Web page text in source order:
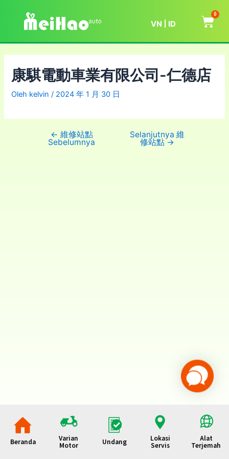
VN ID
0
康騏電動車業有限公司-仁德店
Oleh kelvin/ 2024 年 1 月 30 日
← 維修站點
Sebelumnya
Selanjutnya 維
修站點→
Beranda
Varian
Motor
Undang
Lokasi
Servis
Alat
Terjemah